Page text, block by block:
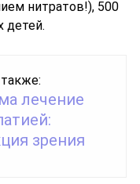
нитратов!), 500
детей.
лечение
зрения